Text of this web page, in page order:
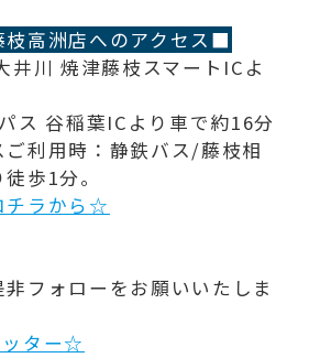
高洲店へのアクセス■
井川 焼津藤枝スマートICよ
ス 谷稲葉ICより車で約16分
ご利用時：静鉄バス/藤枝相
歩1分。
チラから☆
フォローをお願いいたしま
ター☆